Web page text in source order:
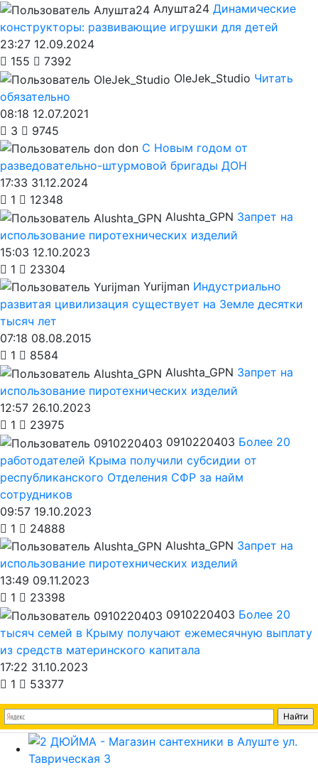
Алушта24 Динамические
конструкторы: развивающие игрушки для детей
23:27 12.09.2024
155
7392
OleJek_Studio Читать
обязательно
08:18 12.07.2021
3
9745
don С Новым годом от
разведовательно-штурмовой бригады ДОН
17:33 31.12.2024
1
12348
Alushta_GPN Запрет на
использование пиротехнических изделий
15:03 12.10.2023
1
23304
Yurijman Индустриально
развитая цивилизация существует на Земле десятки
тысяч лет
07:18 08.08.2015
1
8584
Alushta_GPN Запрет на
использование пиротехнических изделий
12:57 26.10.2023
1
23975
0910220403 Более 20
работодателей Крыма получили субсидии от
республиканского Отделения СФР за найм
сотрудников
09:57 19.10.2023
1
24888
Alushta_GPN Запрет на
использование пиротехнических изделий
13:49 09.11.2023
1
23398
0910220403 Более 20
тысяч семей в Крыму получают ежемесячную выплату
из средств материнского капитала
17:22 31.10.2023
1
53377